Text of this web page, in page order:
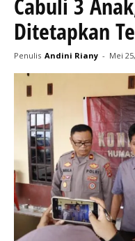
Ditetapkan
Penulis Andini Riany - Mei